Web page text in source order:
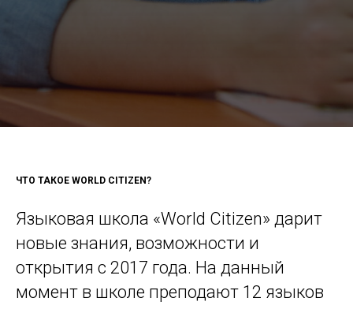
ЧТО ТАКОЕ WORLD CITIZEN?
Языковая школа «World Citizen» дарит
новые знания, возможности и
открытия с 2017 года. На данный
момент в школе преподают 12 языков